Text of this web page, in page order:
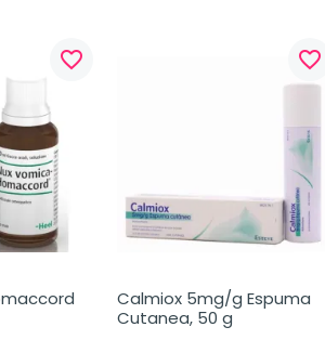
favorite_border favorite_border
Calmiox 5mg/g Espuma
Cutanea, 50 g